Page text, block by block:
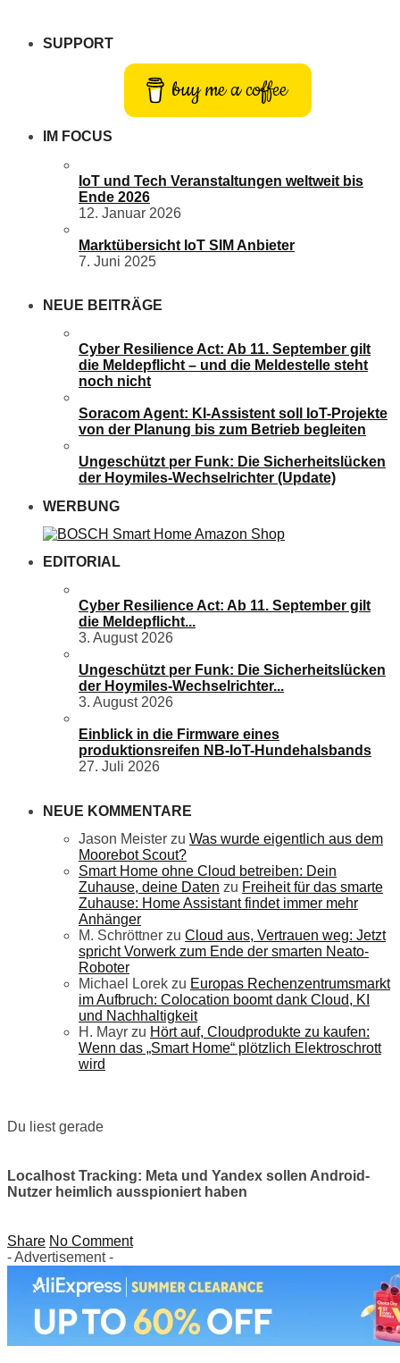
SUPPORT
buy me a coffee
IM FOCUS
IoT und Tech Veranstaltungen weltweit bis
Ende 2026
12. Januar 2026
Marktübersicht IoT SIM Anbieter
7. Juni 2025
NEUE BEITRÄGE
Cyber Resilience Act: Ab 11. September gilt
die Meldepflicht – und die Meldestelle steht
noch nicht
Soracom Agent: KI-Assistent soll IoT-Projekte
von der Planung bis zum Betrieb begleiten
Ungeschützt per Funk: Die Sicherheitslücken
der Hoymiles-Wechselrichter (Update)
WERBUNG
EDITORIAL
Cyber Resilience Act: Ab 11. September gilt
die Meldepflicht...
3. August 2026
Ungeschützt per Funk: Die Sicherheitslücken
der Hoymiles-Wechselrichter...
3. August 2026
Einblick in die Firmware eines
produktionsreifen NB-IoT-Hundehalsbands
27. Juli 2026
NEUE KOMMENTARE
Jason Meister zu Was wurde eigentlich aus dem
Moorebot Scout?
Smart Home ohne Cloud betreiben: Dein
Zuhause, deine Daten zu Freiheit für das smarte
Zuhause: Home Assistant findet immer mehr
Anhänger
M. Schröttner zu Cloud aus, Vertrauen weg: Jetzt
spricht Vorwerk zum Ende der smarten Neato-
Roboter
Michael Lorek zu Europas Rechenzentrumsmarkt
im Aufbruch: Colocation boomt dank Cloud, KI
und Nachhaltigkeit
H. Mayr zu Hört auf, Cloudprodukte zu kaufen:
Wenn das „Smart Home“ plötzlich Elektroschrott
wird
Du liest gerade
Localhost Tracking: Meta und Yandex sollen Android-
Nutzer heimlich ausspioniert haben
Share No Comment
- Advertisement -